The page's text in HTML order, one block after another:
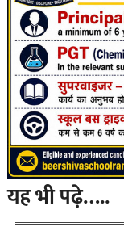
यह भी पढ़े…..